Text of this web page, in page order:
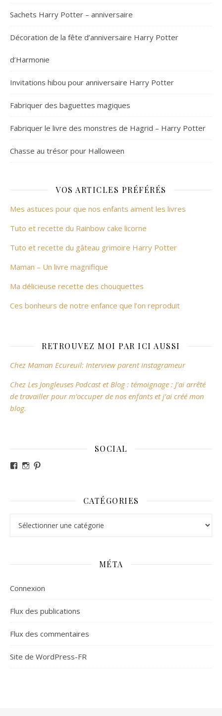
Sachets Harry Potter – anniversaire
Décoration de la fête d’anniversaire Harry Potter
d’Harmonie
Invitations hibou pour anniversaire Harry Potter
Fabriquer des baguettes magiques
Fabriquer le livre des monstres de Hagrid – Harry Potter
Chasse au trésor pour Halloween
VOS ARTICLES PRÉFÉRÉS
Mes astuces pour que nos enfants aiment les livres
Tuto et recette du Rainbow cake licorne
Tuto et recette du gâteau grimoire Harry Potter
Maman – Un livre magnifique
Ma délicieuse recette des chouquettes
Ces bonheurs de notre enfance que l’on reproduit
RETROUVEZ MOI PAR ICI AUSSI
Chez Maman Ecureuil: Interview parent instagrameur
Chez Les Jongleuses Podcast et Blog : témoignage : J’ai arrêté
de travailler pour m’occuper de nos enfants et j’ai créé mon
blog.
SOCIAL
Voir le profil de revesdefripouilles sur Facebook
Voir le profil de claire_revesdefripouilles sur
CATÉGORIES
MÉTA
Connexion
Flux des publications
Flux des commentaires
Site de WordPress-FR